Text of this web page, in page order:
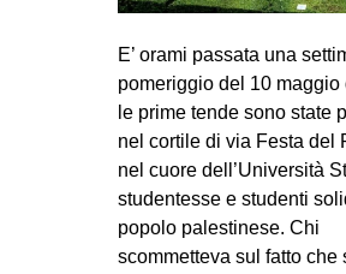
E’ orami passata una
pomeriggio del 10 maggio
le prime tende sono state
nel cortile di via Festa del
nel cuore dell’Università
studentesse e studenti
popolo palestinese. Chi
scommetteva sul fatto che